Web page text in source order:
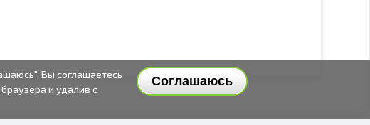
Соглашаюсь
Вы соглашаетесь
и удалив с